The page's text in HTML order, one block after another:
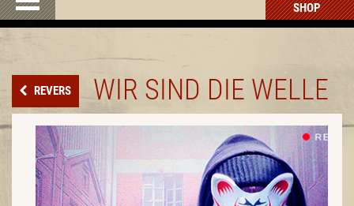
SHOP
REVERS WIR SIND DIE WELLE